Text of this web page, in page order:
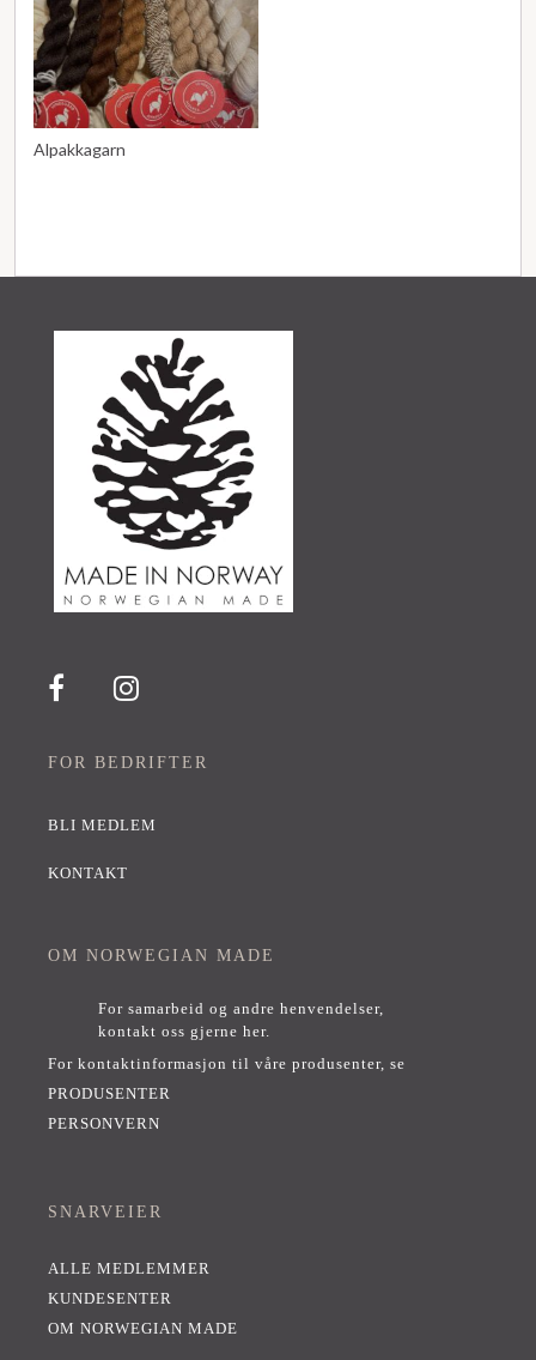
Alpakkagarn
FOR BEDRIFTER
BLI MEDLEM
KONTAKT
OM NORWEGIAN MADE
For samarbeid og andre henvendelser,
kontakt oss gjerne her.
For kontaktinformasjon til våre produsenter, se
PRODUSENTER
PERSONVERN
SNARVEIER
ALLE MEDLEMMER
KUNDESENTER
OM NORWEGIAN MADE